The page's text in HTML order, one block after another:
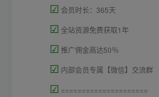
☑ 会员时长：365天
☑ 全站资源免费获取1年
☑ 推广佣金高达50％
☑ 内部会员专属【微信】交流群
☑ =====================